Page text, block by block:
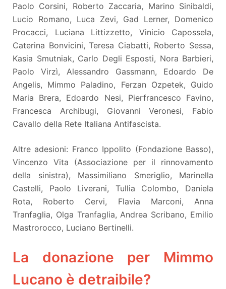
Paolo Corsini, Roberto Zaccaria, Marino Sinibaldi,
Lucio Romano, Luca Zevi, Gad Lerner, Domenico
Procacci, Luciana Littizzetto, Vinicio Capossela,
Caterina Bonvicini, Teresa Ciabatti, Roberto Sessa,
Kasia Smutniak, Carlo Degli Esposti, Nora Barbieri,
Paolo Virzì, Alessandro Gassmann, Edoardo De
Angelis, Mimmo Paladino, Ferzan Ozpetek, Guido
Maria Brera, Edoardo Nesi, Pierfrancesco Favino,
Francesca Archibugi, Giovanni Veronesi, Fabio
Cavallo della Rete Italiana Antifascista.
Altre adesioni: Franco Ippolito (Fondazione Basso),
Vincenzo Vita (Associazione per il rinnovamento
della sinistra), Massimiliano Smeriglio, Marinella
Castelli, Paolo Liverani, Tullia Colombo, Daniela
Rota, Roberto Cervi, Flavia Marconi, Anna
Tranfaglia, Olga Tranfaglia, Andrea Scribano, Emilio
Mastrorocco, Luciano Bertinelli.
La donazione per Mimmo
Lucano è detraibile?